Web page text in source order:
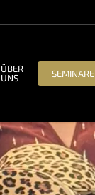
ÜBER
UNS
SEMINARE